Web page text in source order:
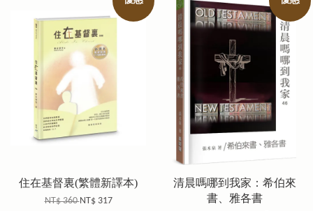
住在基督裏(繁體新譯本)
NT$ 360NT$ 317
清晨嗎哪到我家：希伯來
書、雅各書